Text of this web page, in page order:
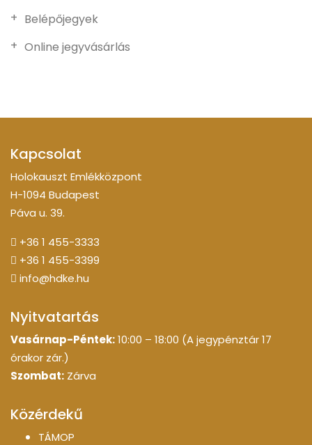
Belépőjegyek
Online jegyvásárlás
Kapcsolat
Holokauszt Emlékközpont
H-1094 Budapest
Páva u. 39.
+36 1 455-3333
+36 1 455-3399
info@hdke.hu
Nyitvatartás
Vasárnap-Péntek:10:00 – 18:00 (A jegypénztár 17
órakor zár.)
Szombat: Zárva
Közérdekű
TÁMOP